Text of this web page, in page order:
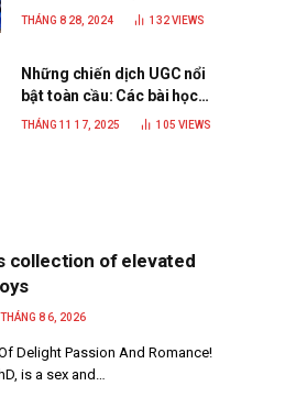
C.P. Việt Nam là trở thành
THÁNG 8 28, 2024 132VIEWS
Những chiến dịch UGC nổi
bật toàn cầu: Các bài học
đắt giá cho thương hiệu
THÁNG 11 17, 2025 105VIEWS
collection of elevated
THÁNG 8 6, 2026
Delight Passion And Romance!
is a sex and…